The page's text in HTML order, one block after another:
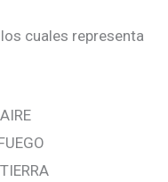
cuales representa